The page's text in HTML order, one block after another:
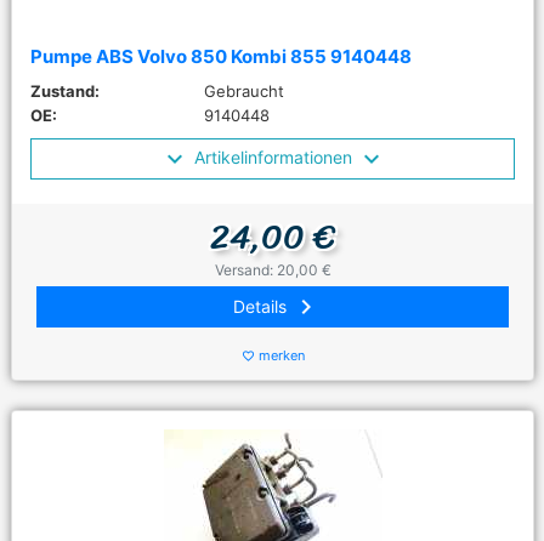
Pumpe ABS Volvo 850 Kombi 855 9140448
Zustand:
Gebraucht
OE:
9140448
Artikelinformationen
24,00 €
Versand: 20,00 €
Details keyboard_arrow_right
favorite_border merken